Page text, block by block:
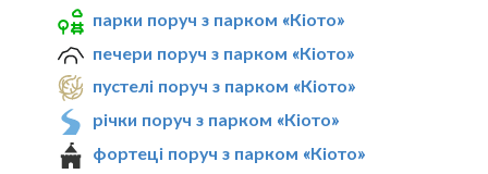
парки поруч з парком «Кіото»
печери поруч з парком «Кіото»
пустелі поруч з парком «Кіото»
річки поруч з парком «Кіото»
фортеці поруч з парком «Кіото»